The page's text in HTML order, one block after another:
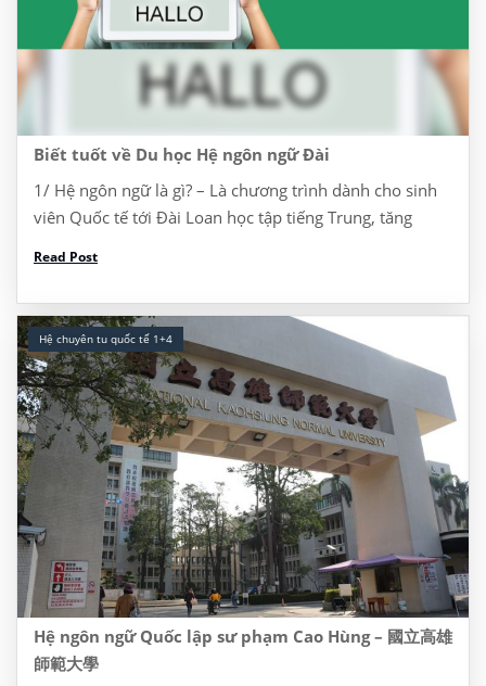
Biết tuốt về Du học Hệ ngôn ngữ Đài
1/ Hệ ngôn ngữ là gì? – Là chương trình dành cho sinh
viên Quốc tế tới Đài Loan học tập tiếng Trung, tăng
Read Post
Hệ chuyên tu quốc tế 1+4
Hệ ngôn ngữ Quốc lập sư phạm Cao Hùng – 國立高雄
師範大學